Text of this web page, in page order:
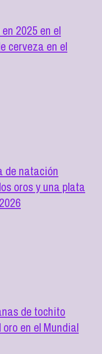
2025 en el
cerveza en el
de natación
oros y una plata
de tochito
en el Mundial